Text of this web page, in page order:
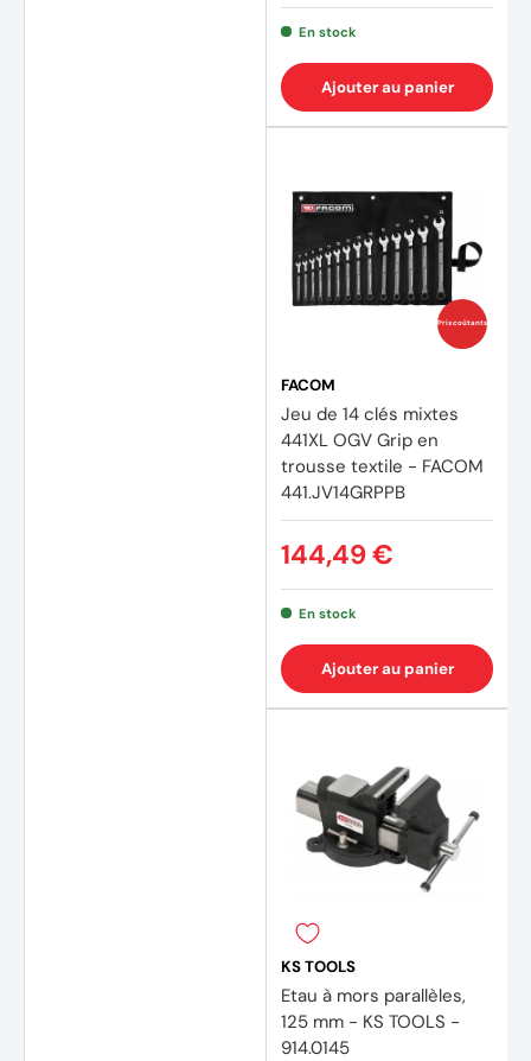
En stock
Ajouter au panier
Prix coûtants
FACOM
Jeu de 14 clés mixtes
441XL OGV Grip en
trousse textile - FACOM
441.JV14GRPPB
144,49 €
En stock
Ajouter au panier
KS TOOLS
Etau à mors parallèles,
125 mm - KS TOOLS -
914.0145